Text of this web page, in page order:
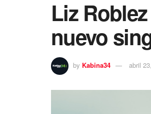
Liz
nuevo
by Kabina34 abril